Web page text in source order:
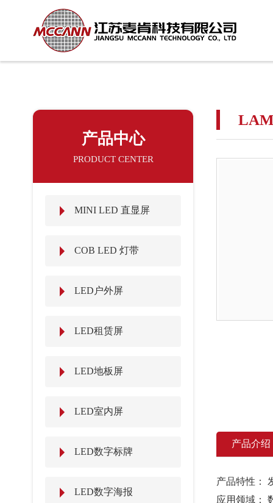
产品中心
PRODUCT CENTER
MINI LED 直显屏
COB LED 灯带
LED户外屏
LED租赁屏
LED地板屏
LED室内屏
LED数字标牌
LED数字海报
产品介绍
产品特性：
应用领域：